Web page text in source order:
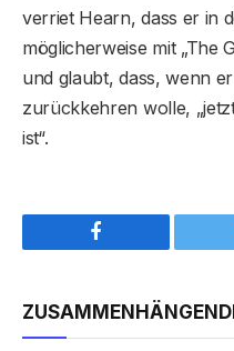
verriet Hearn, dass er in
möglicherweise mit „The
und glaubt, dass, wenn
zurückkehren wolle,
ist“.
Facebook